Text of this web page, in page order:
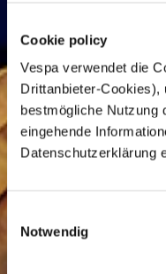
Cookie policy
Vespa verwendet die
Drittanbieter-Cookies),
bestmögliche Nutzung
eingehende
Datenschutzerklärung
Notwendig